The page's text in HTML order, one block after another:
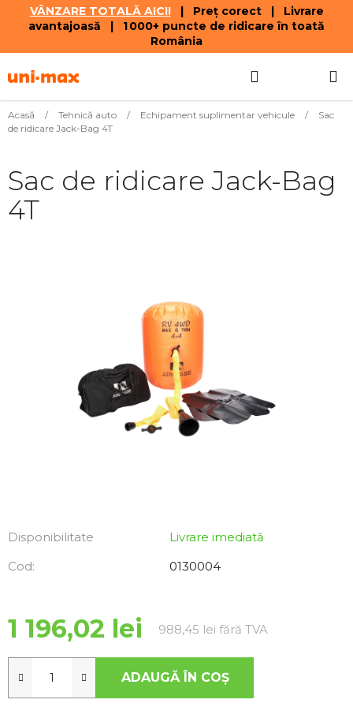
VÂNZARE TOTALĂ AICI!| Preț corect | Livrare
avantajoasă | 1 000+ puncte de ridicare în toată
România
la
DE
Acasă / Tehnică auto / Echipament suplimentar vehicule /
Sac
de ridicare Jack-Bag 4T
Disponibilitate
Livrare imediată
Cod:
0130004
1 196,02 lei 988,45 lei fără TVA
ADAUGĂ ÎN COŞ
Sac de ridicare Jack-Bag
4T